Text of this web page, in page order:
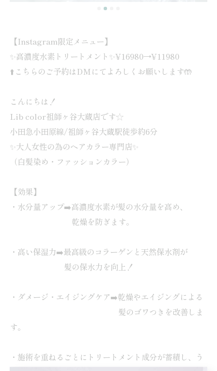
【Instagram限定メニュー】
✨高濃度水素トリートメント✨¥16980→¥11980
⬆️こちらのご予約はDMにてよろしくお願いします🤲
こんにちは！
Lib color祖師ヶ谷大蔵店です☆
小田急小田原線/祖師ヶ谷大蔵駅徒歩約6分
✨大人女性の為のヘアカラー専門店✨
（白髪染め・ファッションカラー）
【効果】
・水分量アップ➡️高濃度水素が髪の水分量を高め、
乾燥を防ぎます。
・高い保湿力➡️最高級のコラーゲンと天然保水剤が
髪の保水力を向上！
・ダメージ・エイジングケア➡️乾燥やエイジングによる
髪のゴワつきを改善しま
す。
・施術を重ねるごとにトリートメント成分が蓄積し、う